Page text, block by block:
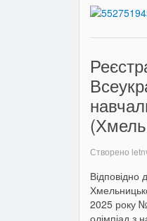
Створено
Відповідно
2025 року
олімпіад з